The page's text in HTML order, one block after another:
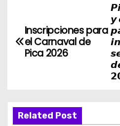
a
𝙮
Inscripciones para
el Carnaval de
Pica 2026
Related Post